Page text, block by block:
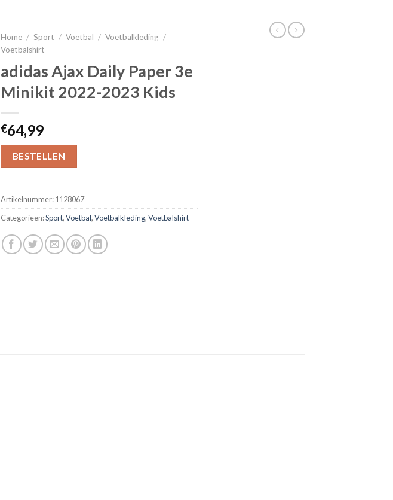
Home / Sport / Voetbal / Voetbalkleding /
Voetbalshirt
adidas Ajax Daily Paper 3e
Minikit 2022-2023 Kids
€64,99
BESTELLEN
Artikelnummer:1128067
Categorieën:Sport,Voetbal,Voetbalkleding,Voetbalshirt